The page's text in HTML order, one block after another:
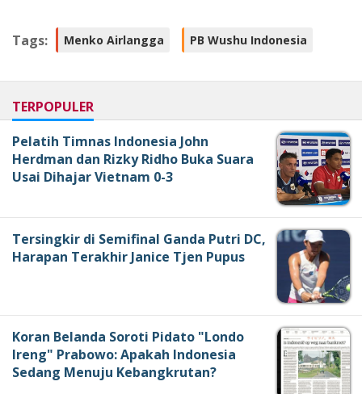
Tags: Menko Airlangga PB Wushu Indonesia
TERPOPULER
Pelatih Timnas Indonesia John
Herdman dan Rizky Ridho Buka Suara
Usai Dihajar Vietnam 0-3
Tersingkir di Semifinal Ganda Putri DC,
Harapan Terakhir Janice Tjen Pupus
Koran Belanda Soroti Pidato "Londo
Ireng" Prabowo: Apakah Indonesia
Sedang Menuju Kebangkrutan?